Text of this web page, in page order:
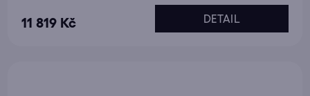
11 819 Kč DETAIL